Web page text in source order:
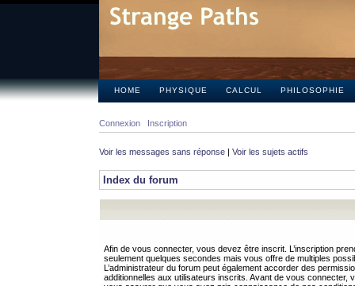
HOME PHYSIQUE CALCUL PHILOSOPHIE
Connexion Inscription
Voir les messages sans réponse | Voir les sujets actifs
Index du forum
Afin de vous connecter, vous devez être inscrit. L’inscription
seulement quelques secondes mais vous offre de multiples
L’administrateur du forum peut également accorder des
additionnelles aux utilisateurs inscrits. Avant de vous connecter,